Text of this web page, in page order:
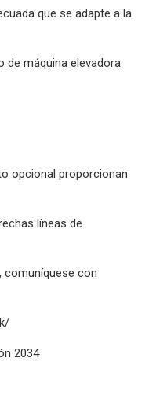
que se adapte a la
máquina elevadora
opcional proporcionan
líneas de
comuníquese con
2034